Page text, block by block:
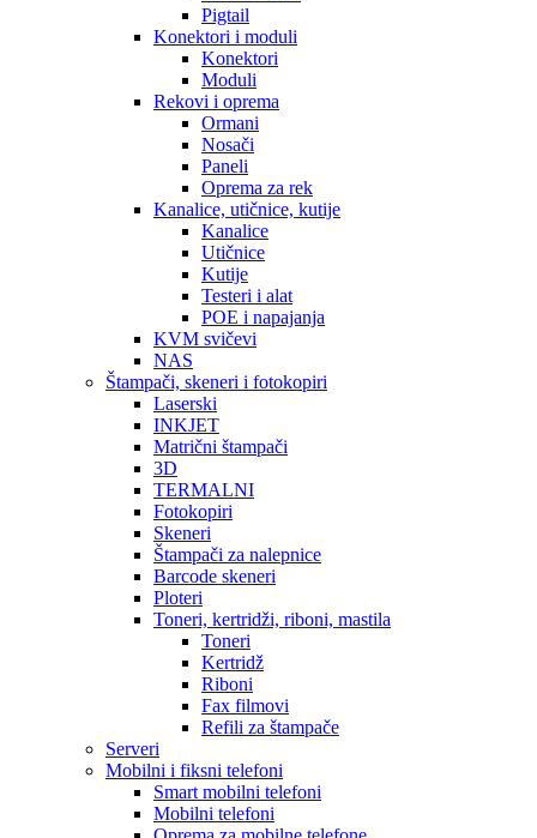
Pigtail
Konektori i moduli
Konektori
Moduli
Rekovi i oprema
Ormani
Nosači
Paneli
Oprema za rek
Kanalice, utičnice, kutije
Kanalice
Utičnice
Kutije
Testeri i alat
POE i napajanja
KVM svičevi
NAS
Štampači, skeneri i fotokopiri
Laserski
INKJET
Matrični štampači
3D
TERMALNI
Fotokopiri
Skeneri
Štampači za nalepnice
Barcode skeneri
Ploteri
Toneri, kertridži, riboni, mastila
Toneri
Kertridž
Riboni
Fax filmovi
Refili za štampače
Serveri
Mobilni i fiksni telefoni
Smart mobilni telefoni
Mobilni telefoni